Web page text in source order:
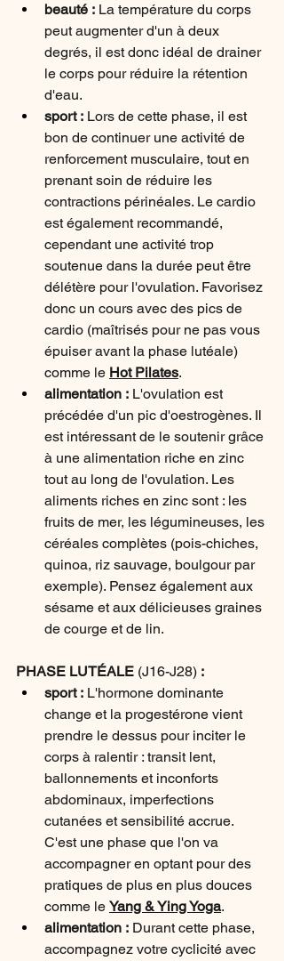
beauté : La température du corps
peut augmenter d'un à deux
degrés, il est donc idéal de drainer
le corps pour réduire la rétention
d'eau.
sport : Lors de cette phase, il est
bon de continuer une activité de
renforcement musculaire, tout en
prenant soin de réduire les
contractions périnéales. Le cardio
est également recommandé,
cependant une activité trop
soutenue dans la durée peut être
délétère pour l'ovulation. Favorisez
donc un cours avec des pics de
cardio (maîtrisés pour ne pas vous
épuiser avant la phase lutéale)
comme le Hot Pilates.
alimentation : L'ovulation est
précédée d'un pic d'oestrogènes. Il
est intéressant de le soutenir grâce
à une alimentation riche en zinc
tout au long de l'ovulation. Les
aliments riches en zinc sont : les
fruits de mer, les légumineuses, les
céréales complètes (pois-chiches,
quinoa, riz sauvage, boulgour par
exemple). Pensez également aux
sésame et aux délicieuses graines
de courge et de lin.
PHASE LUTÉALE (J16-J28) :
sport : L'hormone dominante
change et la progestérone vient
prendre le dessus pour inciter le
corps à ralentir : transit lent,
ballonnements et inconforts
abdominaux, imperfections
cutanées et sensibilité accrue.
C'est une phase que l'on va
accompagner en optant pour des
pratiques de plus en plus douces
comme le Yang & Ying Yoga.
alimentation : Durant cette phase,
accompagnez votre cyclicité avec